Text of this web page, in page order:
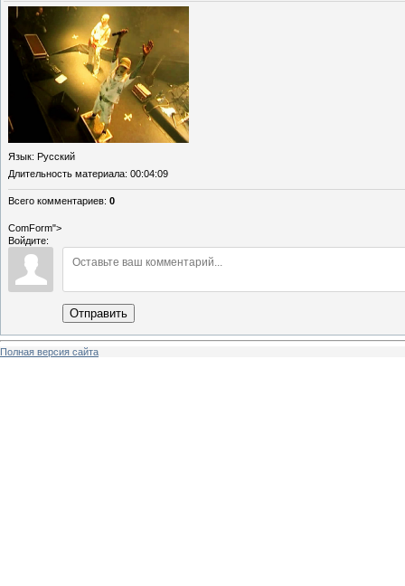
Язык: Русский
Длительность материала: 00:04:09
Всего комментариев: 0
ComForm">
Войдите:
Отправить
Полная версия сайта